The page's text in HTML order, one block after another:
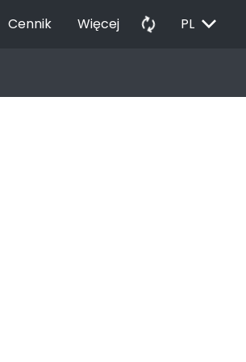
Cennik Więcej autorenew PL EXPAND_MORE